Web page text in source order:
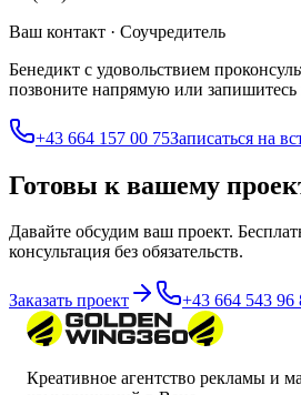
Ваш контакт · Соучредитель
Бенедикт с удовольствием
позвоните напрямую или запишитесь
+43 664 157 00 75Записаться на
Готовы к вашему
Давайте обсудим ваш проект.
консультация без обязательств.
Заказать проект +43 664 543 96
Креативное агентство рекламы и